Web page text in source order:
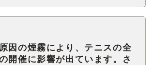
因の煙霧により、テニスの全
開催に影響が出ています。さ